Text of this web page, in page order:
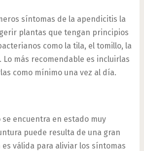
síntomas de la apendicitis la
plantas que tengan principios
como la tila, el tomillo, la
Lo más recomendable es incluirlas
como mínimo una vez al día.
encuentra en estado muy
puede resulta de una gran
es válida para aliviar los síntomas